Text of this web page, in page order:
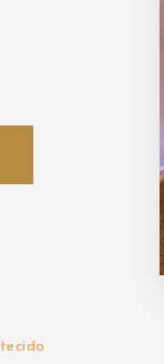
tecido